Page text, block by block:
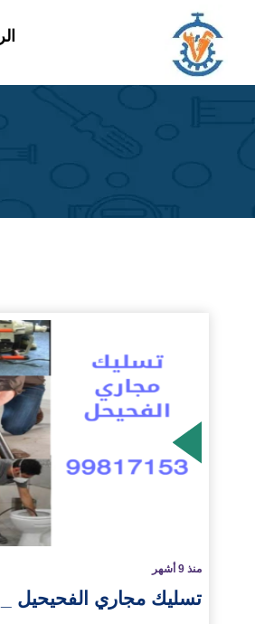
المحتوى
منذ 9 أشهر